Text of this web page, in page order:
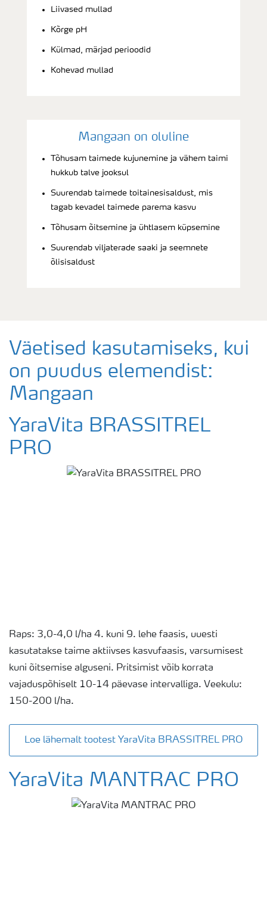
Liivased mullad
Kõrge pH
Külmad, märjad perioodid
Kohevad mullad
Mangaan on oluline
Tõhusam taimede kujunemine ja vähem taimi
hukkub talve jooksul
Suurendab taimede toitainesisaldust, mis
tagab kevadel taimede parema kasvu
Tõhusam õitsemine ja ühtlasem küpsemine
Suurendab viljaterade saaki ja seemnete
õlisisaldust
Väetised kasutamiseks, kui
on puudus elemendist:
Mangaan
YaraVita BRASSITREL
PRO
Raps: 3,0-4,0 l/ha 4. kuni 9. lehe faasis, uuesti
kasutatakse taime aktiivses kasvufaasis, varsumisest
kuni õitsemise alguseni. Pritsimist võib korrata
vajaduspõhiselt 10-14 päevase intervalliga. Veekulu:
150-200 l/ha.
Loe lähemalt tootest YaraVita BRASSITREL PRO
YaraVita MANTRAC PRO